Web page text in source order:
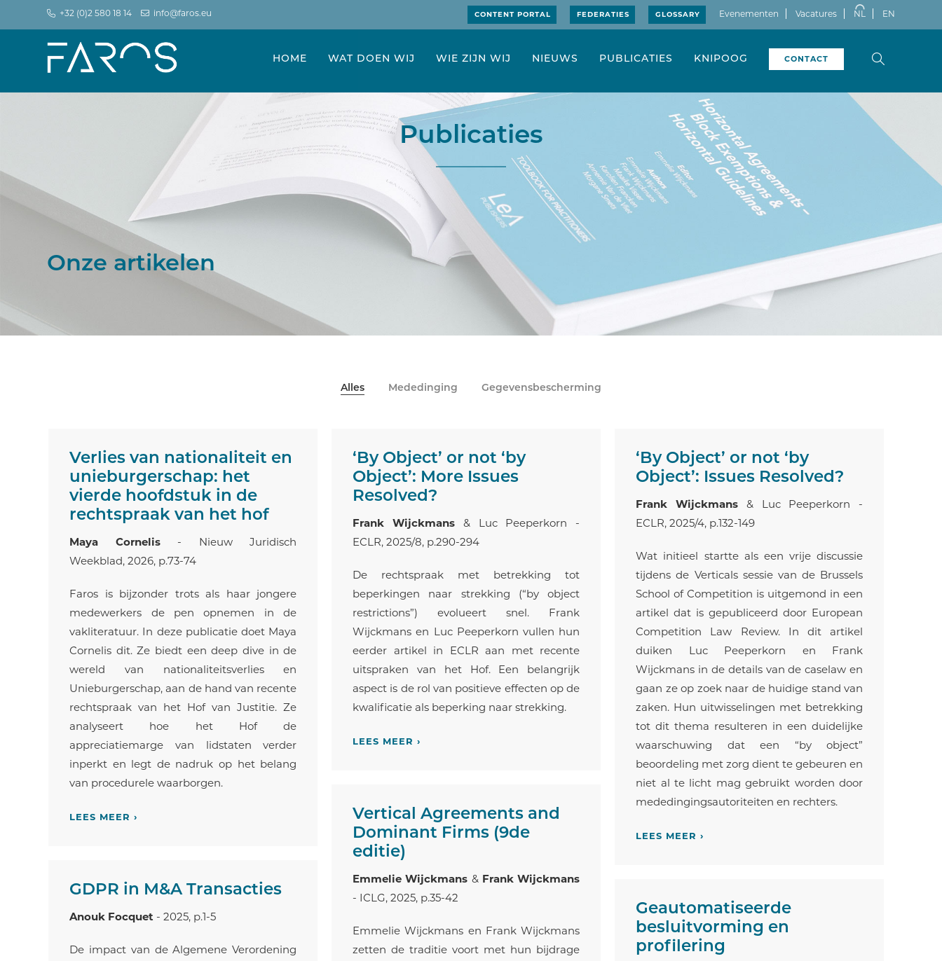
+32 (0)2 580 18 14 info@faros.eu CONTENT PORTAL FEDERATIES GLOSSARY Evenementen Vacatures NL EN
HOME WAT DOEN WIJ WIE ZIJN WIJ NIEUWS PUBLICATIES KNIPOOG CONTACT
Publicaties
Onze artikelen
Alles Mededinging Gegevensbescherming
Verlies van nationaliteit en
unieburgerschap: het
vierde hoofdstuk in de
rechtspraak van het hof
Maya Cornelis- Nieuw Juridisch
Weekblad, 2026, p.73-74
Faros is bijzonder trots als haar jongere
medewerkers de pen opnemen in de
vakliteratuur. In deze publicatie doet Maya
Cornelis dit. Ze biedt een deep dive in de
wereld van nationaliteitsverlies en
Unieburgerschap, aan de hand van recente
rechtspraak van het Hof van Justitie. Ze
analyseert hoe het Hof de
appreciatiemarge van lidstaten verder
inperkt en legt de nadruk op het belang
van procedurele waarborgen.
LEES MEER ›
‘By Object’ or not ‘by
Object’: More Issues
Resolved?
Frank Wijckmans & Luc Peeperkorn -
ECLR, 2025/8, p.290-294
De rechtspraak met betrekking tot
beperkingen naar strekking (“by object
restrictions”) evolueert snel. Frank
Wijckmans en Luc Peeperkorn vullen hun
eerder artikel in ECLR aan met recente
uitspraken van het Hof. Een belangrijk
aspect is de rol van positieve effecten op de
kwalificatie als beperking naar strekking.
LEES MEER ›
‘By Object’ or not ‘by
Object’: Issues Resolved?
Frank Wijckmans & Luc Peeperkorn -
ECLR, 2025/4, p.132-149
Wat initieel startte als een vrije discussie
tijdens de Verticals sessie van de Brussels
School of Competition is uitgemond in een
artikel dat is gepubliceerd door European
Competition Law Review. In dit artikel
duiken Luc Peeperkorn en Frank
Wijckmans in de details van de caselaw en
gaan ze op zoek naar de huidige stand van
zaken. Hun uitwisselingen met betrekking
tot dit thema resulteren in een duidelijke
waarschuwing dat een “by object”
beoordeling met zorg dient te gebeuren en
niet al te licht mag gebruikt worden door
mededingingsautoriteiten en rechters.
LEES MEER ›
Vertical Agreements and
Dominant Firms (9de
editie)
Emmelie Wijckmans & Frank Wijckmans
- ICLG, 2025, p.35-42
Emmelie Wijckmans en Frank Wijckmans
zetten de traditie voort met hun bijdrage
GDPR in M&A Transacties
Anouk Focquet - 2025, p.1-5
De impact van de Algemene Verordening
Geautomatiseerde
besluitvorming en
profilering